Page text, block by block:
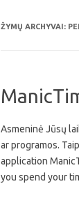
ŽYMŲ ARCHYVAI:
Asmeninė Jūsų
ar programos.
application
you spend your